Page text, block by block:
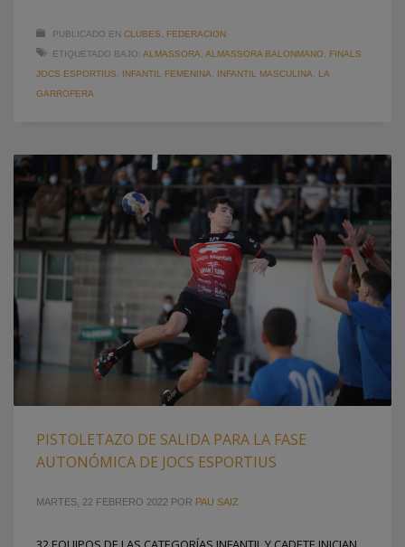
PUBLICADO EN CLUBES
FEDERACION
ETIQUETADO BAJO: ALMASSORA ALMASSORA BALONMANO
FINALS
JOCS ESPORTIUS
INFANTIL FEMENINA INFANTIL MASCULINA
LA
GARROFERA
PISTOLETAZO DE SALIDA PARA LA FASE
AUTONÓMICA DE JOCS ESPORTIUS
MARTES, 22 FEBRERO 2022 POR PAU SAIZ